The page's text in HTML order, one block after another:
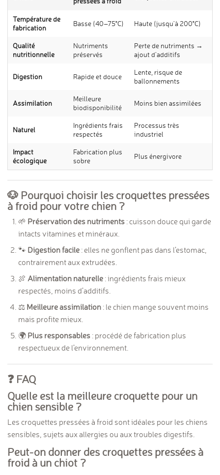
Température de
fabrication
Basse (40–75°C) Haute (jusqu’à 200°C)
Qualité
nutritionnelle
Nutriments
préservés
Perte de nutriments →
ajout d’additifs
Digestion Rapide et douce
Lente, risque de
ballonnements
Assimilation
Meilleure
biodisponibilité
Moins bien assimilées
Naturel
Ingrédients frais
respectés
Processus très
industriel
Impact
écologique
Fabrication plus
sobre
Plus énergivore
🐶 Pourquoi choisir les croquettes pressées
à froid pour votre chien ?
🌱 Préservation des nutriments : cuisson douce qui garde
intacts vitamines et minéraux.
🐾 Digestion facile : elles ne gonflent pas dans l’estomac,
contrairement aux extrudées.
🍖Alimentation naturelle : ingrédients frais mieux
respectés, moins d’additifs.
⚖️ Meilleure assimilation : le chien mange souvent moins
mais profite mieux.
🌍 Plus responsables : procédé de fabrication plus
respectueux de l’environnement.
❓ FAQ
Quelle est la meilleure croquette pour un
chien sensible ?
Les croquettes pressées à froid sont idéales pour les chiens
sensibles, sujets aux allergies ou aux troubles digestifs.
Peut-on donner des croquettes pressées à
froid à un chiot ?